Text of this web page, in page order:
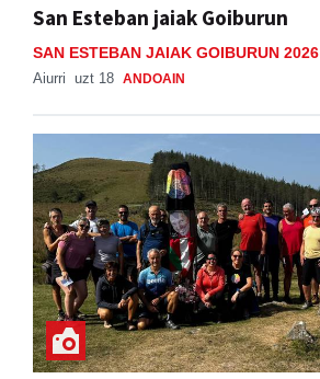
San Esteban jaiak Goiburun
SAN ESTEBAN JAIAK GOIBURUN 2026
Aiurri uzt 18 ANDOAIN